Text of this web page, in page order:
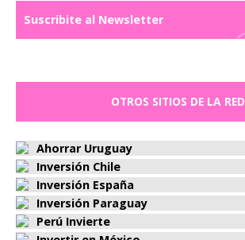
Suscribite al Newsletter
OTROS SITIOS DE LA RED
Ahorrar Uruguay
Inversión Chile
Inversión España
Inversión Paraguay
Perú Invierte